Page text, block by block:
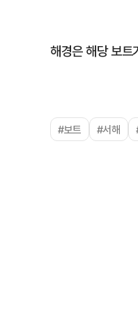
해경은 해당 보트
#보트 #서해